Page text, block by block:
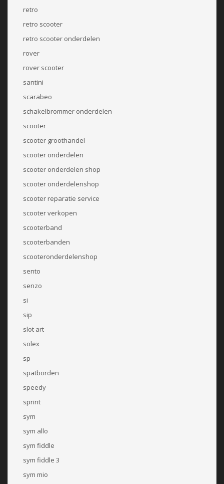
retro
retro scooter
retro scooter onderdelen
rover
rover scooter
santini
scarabeo
schakelbrommer onderdelen
scooter
scooter groothandel
scooter onderdelen
scooter onderdelen shop
scooter onderdelenshop
scooter reparatie service
scooter verkopen
scooterband
scooterbanden
scooteronderdelenshop
sento
senzo
si
sip
slot art
solex
sp
spatborden
speedy
sprint
sym
sym allo
sym fiddle
sym fiddle 3
sym mio